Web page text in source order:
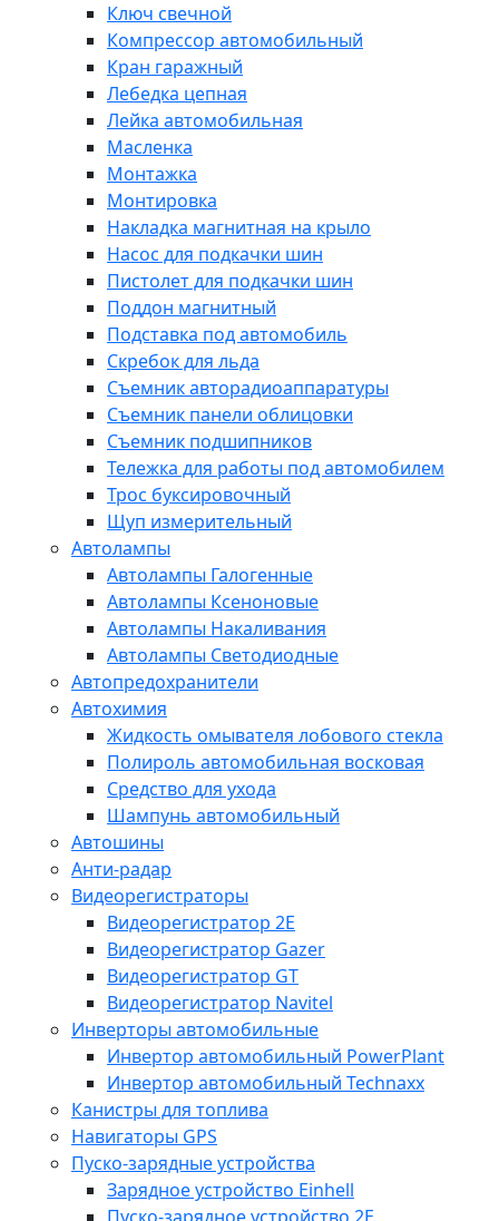
Ключ свечной
Компрессор автомобильный
Кран гаражный
Лебедка цепная
Лейка автомобильная
Масленка
Монтажка
Монтировка
Накладка магнитная на крыло
Насос для подкачки шин
Пистолет для подкачки шин
Поддон магнитный
Подставка под автомобиль
Скребок для льда
Съемник авторадиоаппаратуры
Съемник панели облицовки
Съемник подшипников
Тележка для работы под автомобилем
Трос буксировочный
Щуп измерительный
Автолампы
Автолампы Галогенные
Автолампы Ксеноновые
Автолампы Накаливания
Автолампы Светодиодные
Автопредохранители
Автохимия
Жидкость омывателя лобового стекла
Полироль автомобильная восковая
Средство для ухода
Шампунь автомобильный
Автошины
Анти-радар
Видеорегистраторы
Видеорегистратор 2E
Видеорегистратор Gazer
Видеорегистратор GT
Видеорегистратор Navitel
Инверторы автомобильные
Инвертор автомобильный PowerPlant
Инвертор автомобильный Technaxx
Канистры для топлива
Навигаторы GPS
Пуско-зарядные устройства
Зарядное устройство Einhell